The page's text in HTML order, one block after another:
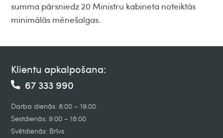
summa pārsniedz 20 Ministru kabineta noteiktās
minimālās mēnešalgas.
Klientu apkalpošana:
67 333 990
Darba dienās: 8:00 – 19:00
Sestdienās: 9:00 – 18:00
Svētdienās: Brīvs